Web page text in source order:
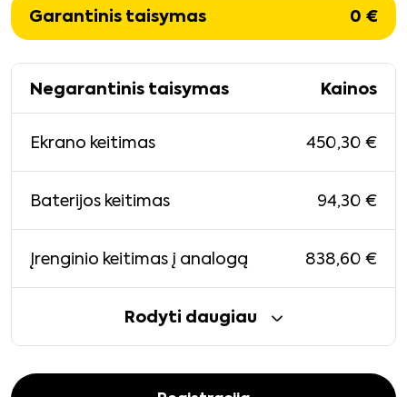
Garantinis taisymas 0 €
Negarantinis taisymas Kainos
Ekrano keitimas 450,30 €
Baterijos keitimas 94,30 €
Įrenginio keitimas į analogą 838,60 €
Rodyti daugiau